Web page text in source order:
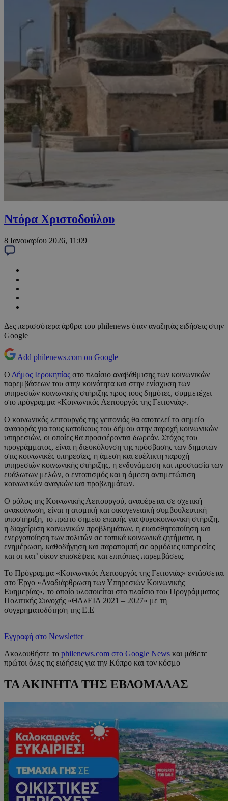
Ντόρα Χριστοδούλου
8 Ιανουαρίου 2026, 11:09
Δες περισσότερα άρθρα του philenews όταν αναζητάς ειδήσεις στην
Google
Add philenews.com on Google
Ο Δήμος Ιεροκηπίας στο πλαίσιο αναβάθμισης των κοινωνικών
παρεμβάσεων του στην κοινότητα και στην ενίσχυση των
υπηρεσιών κοινωνικής στήριξης προς τους δημότες, συμμετέχει
στο πρόγραμμα «Κοινωνικός Λειτουργός της Γειτονιάς».
O κοινωνικός λειτουργός της γειτονιάς θα αποτελεί το σημείο
αναφοράς για τους κατοίκους του δήμου στην παροχή κοινωνικών
υπηρεσιών, οι οποίες θα προσφέρονται δωρεάν. Στόχος του
προγράμματος, είναι η διευκόλυνση της πρόσβασης των δημοτών
στις κοινωνικές υπηρεσίες, η άμεση και ευέλικτη παροχή
υπηρεσιών κοινωνικής στήριξης, η ενδυνάμωση και προστασία των
ευάλωτων μελών, ο εντοπισμός και η άμεση αντιμετώπιση
κοινωνικών αναγκών και προβλημάτων.
Ο ρόλος της Κοινωνικής Λειτουργού, αναφέρεται σε σχετική
ανακοίνωση, είναι η ατομική και οικογενειακή συμβουλευτική
υποστήριξη, το πρώτο σημείο επαφής για ψυχοκοινωνική στήριξη,
η διαχείριση κοινωνικών προβλημάτων, η ευαισθητοποίηση και
ενεργοποίηση των πολιτών σε τοπικά κοινωνικά ζητήματα, η
ενημέρωση, καθοδήγηση και παραπομπή σε αρμόδιες υπηρεσίες
και οι κατ’ οίκον επισκέψεις και επιτόπιες παρεμβάσεις.
Το Πρόγραμμα «Κοινωνικός Λειτουργός της Γειτονιάς» εντάσσεται
στο Έργο «Αναδιάρθρωση των Υπηρεσιών Κοινωνικής
Ευημερίας», το οποίο υλοποιείται στο πλαίσιο του Προγράμματος
Πολιτικής Συνοχής «ΘΑλΕΙΑ 2021 – 2027» με τη
συγχρηματοδότηση της Ε.Ε
Εγγραφή στο Newsletter
Ακολουθήστε το philenews.com στο Google News και μάθετε
πρώτοι όλες τις ειδήσεις για την Κύπρο και τον κόσμο
ΤΑ ΑΚΙΝΗΤΑ ΤΗΣ ΕΒΔΟΜΑΔΑΣ